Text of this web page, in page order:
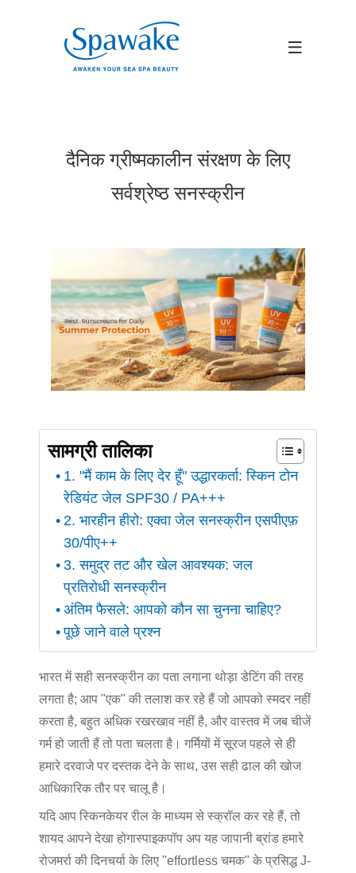
दैनिक ग्रीष्मकालीन संरक्षण के लिए
सर्वश्रेष्ठ सनस्क्रीन
सामग्री तालिका
1. "मैं काम के लिए देर हूँ" उद्धारकर्ता: स्किन टोन
रेडियंट जेल SPF30 / PA+++
2. भारहीन हीरो: एक्वा जेल सनस्क्रीन एसपीएफ़
30/पीए++
3. समुद्र तट और खेल आवश्यक: जल
प्रतिरोधी सनस्क्रीन
अंतिम फैसले: आपको कौन सा चुनना चाहिए?
पूछे जाने वाले प्रश्न
भारत में सही सनस्क्रीन का पता लगाना थोड़ा डेटिंग की तरह
लगता है; आप "एक" की तलाश कर रहे हैं जो आपको स्मदर नहीं
करता है, बहुत अधिक रखरखाव नहीं है, और वास्तव में जब चीजें
गर्म हो जाती हैं तो पता चलता है। गर्मियों में सूरज पहले से ही
हमारे दरवाजे पर दस्तक देने के साथ, उस सही ढाल की खोज
आधिकारिक तौर पर चालू है।
यदि आप स्किनकेयर रील के माध्यम से स्क्रॉल कर रहे हैं, तो
शायद आपने देखा होगास्पाइकपॉप अप यह जापानी ब्रांड हमारे
रोजमर्रा की दिनचर्या के लिए "effortless चमक" के प्रसिद्ध J-